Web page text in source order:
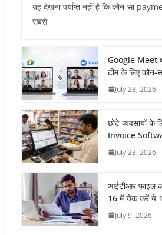
यह देखना पर्याप्त नहीं है कि कौन-सा
सबसे
Google Meet
टीम के लिए कौन-
July 23, 2026
छोटे व्यवसायों के
Invoice
July 23, 2026
आईटीआर फाइल
16 में चेक करें ये
July 9, 2026